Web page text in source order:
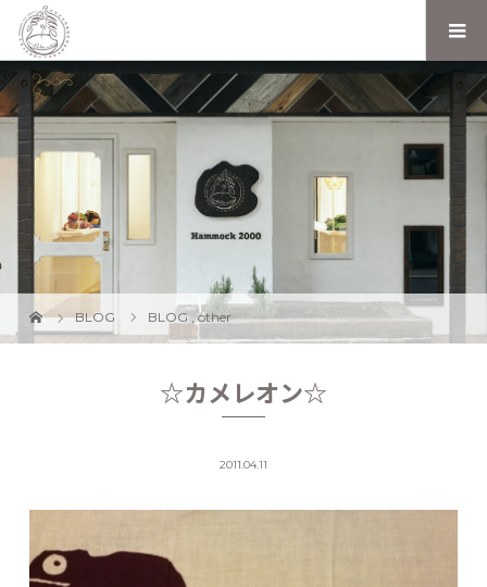
BLOG BLOG ,other
☆カメレオン☆
2011.04.11